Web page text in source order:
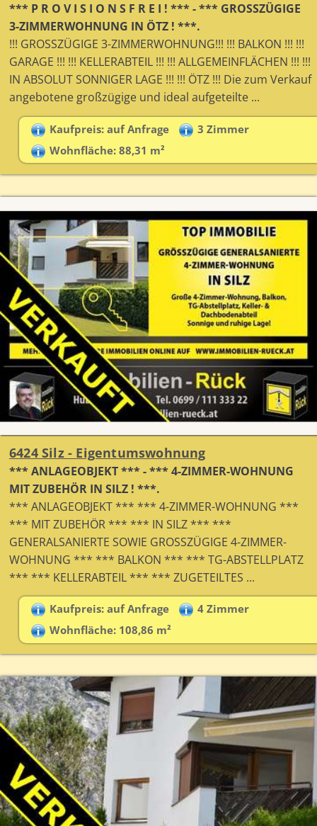
*** P R O V I S I O N S F R E I ! *** - *** GROSSZÜGIGE
3-ZIMMERWOHNUNG IN ÖTZ ! ***.
!!! GROSSZÜGIGE 3-ZIMMERWOHNUNG!!! !!! BALKON !!! !!!
GARAGE !!! !!! KELLERABTEIL !!! !!! ALLGEMEINFLÄCHEN !!! !!!
IN ABSOLUT SONNIGER LAGE !!! !!! ÖTZ !!! Die zum Verkauf
angebotene großzügige und ideal aufgeteilte ...
Kaufpreis: auf Anfrage
3 Zimmer
Wohnfläche: 88,31 m²
6424 Silz - Eigentumswohnung
*** ANLAGEOBJEKT *** - *** 4-ZIMMER-WOHNUNG
MIT ZUBEHÖR IN SILZ ! ***.
*** ANLAGEOBJEKT *** *** 4-ZIMMER-WOHNUNG ***
*** MIT ZUBEHÖR *** *** IN SILZ *** ***
GENERALSANIERTE SOWIE GROSSZÜGIGE 4-ZIMMER-
WOHNUNG *** *** BALKON *** *** TG-ABSTELLPLATZ
*** *** KELLERABTEIL *** *** ZUGETEILTES ...
Kaufpreis: auf Anfrage
4 Zimmer
Wohnfläche: 108,86 m²